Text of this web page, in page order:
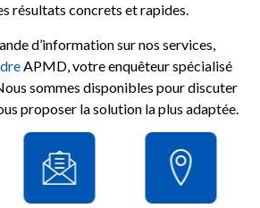
résultats concrets et rapides.
d’information sur nos services,
APMD, votre enquêteur spécialisé
sommes disponibles pour discuter
proposer la solution la plus adaptée.